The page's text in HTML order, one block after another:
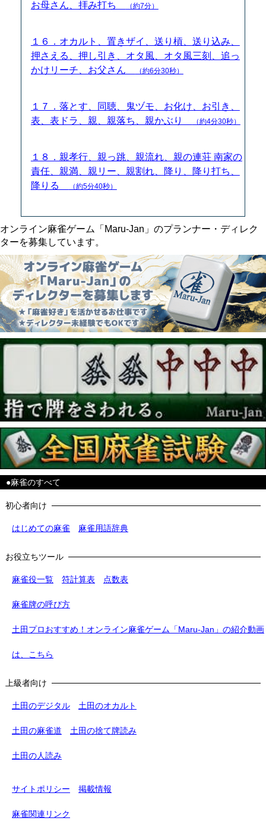
お母さん、拝み打ち
（約7分）
１６．オカルト、置きザイ、送り槓、送り込み、
押さえる、押し引き、オタ風、オタ風三刻、追っ
かけリーチ、お父さん
（約6分30秒）
１７．落とす、同聴、鬼ヅモ、お化け、お引き、
表、表ドラ、親、親落ち、親かぶり
（約4分30秒）
１８．親孝行、親っ跳、親流れ、親の連荘 南家の
責任、親満、親リー、親割れ、降り、降り打ち、
降りる
（約5分40秒）
オンライン麻雀ゲーム「Maru-Jan」のプランナー・ディレク
ターを募集しています。
●麻雀のすべて
初心者向け
はじめての麻雀 麻雀用語辞典
お役立ちツール
麻雀役一覧 符計算表 点数表
麻雀牌の呼び方
土田プロおすすめ！オンライン麻雀ゲーム「Maru-Jan」の紹介動画
は、こちら
上級者向け
土田のデジタル 土田のオカルト
土田の麻雀道 土田の捨て牌読み
土田の人読み
サイトポリシー 掲載情報
麻雀関連リンク